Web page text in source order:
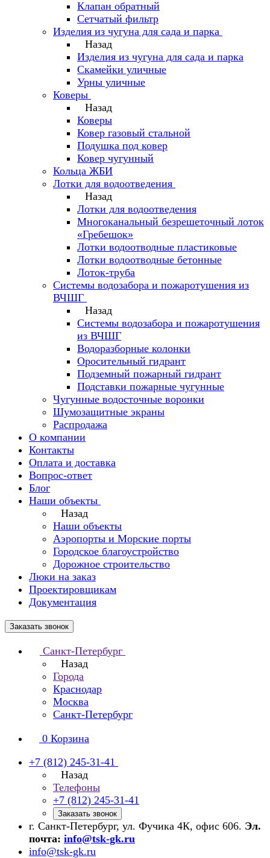
Клапан обратный
Сетчатый фильтр
Изделия из чугуна для сада и парка
Назад
Изделия из чугуна для сада и парка
Скамейки уличные
Урны уличные
Коверы
Назад
Коверы
Ковер газовый стальной
Подушка под ковер
Ковер чугунный
Кольца ЖБИ
Лотки для водоотведения
Назад
Лотки для водоотведения
Многоканальный безрешеточный лоток
«Гребешок»
Лотки водоотводные пластиковые
Лотки водоотводные бетонные
Лоток-труба
Системы водозабора и пожаротушения из
ВЧШГ
Назад
Системы водозабора и пожаротушения
из ВЧШГ
Водоразборные колонки
Оросительный гидрант
Подземный пожарный гидрант
Подставки пожарные чугунные
Чугунные водосточные воронки
Шумозащитные экраны
Распродажа
О компании
Контакты
Оплата и доставка
Вопрос-ответ
Блог
Наши объекты
Назад
Наши объекты
Аэропорты и Морские порты
Городское благоустройство
Дорожное строительство
Люки на заказ
Проектировщикам
Документация
Заказать звонок
Санкт-Петербург
Назад
Города
Краснодар
Москва
Санкт-Петербург
0 Корзина
+7 (812) 245-31-41
Назад
Телефоны
+7 (812) 245-31-41
Заказать звонок
г. Санкт-Петербург, ул. Фучика 4К, офис 606. Эл.
почта: info@tsk-gk.ru
info@tsk-gk.ru